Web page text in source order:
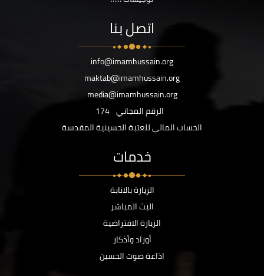
اتصل بنا
info@imamhussain.org
maktab@imamhussain.org
media@imamhussain.org
الرقم المجاني 174
الحساب المالي للعتبة الحسينية المقدسة
خدمات
الزيارة بالانابة
البث المباشر
الزيارة الافتراضية
أوراد وأذكار
اذاعة صوت الحسين